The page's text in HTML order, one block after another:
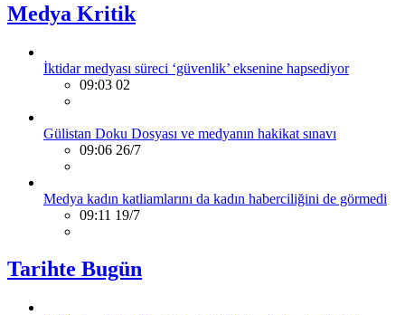
Medya Kritik
İktidar medyası süreci ‘güvenlik’ eksenine hapsediyor
09:03 02
Gülistan Doku Dosyası ve medyanın hakikat sınavı
09:06 26/7
Medya kadın katliamlarını da kadın haberciliğini de görmedi
09:11 19/7
Tarihte Bugün